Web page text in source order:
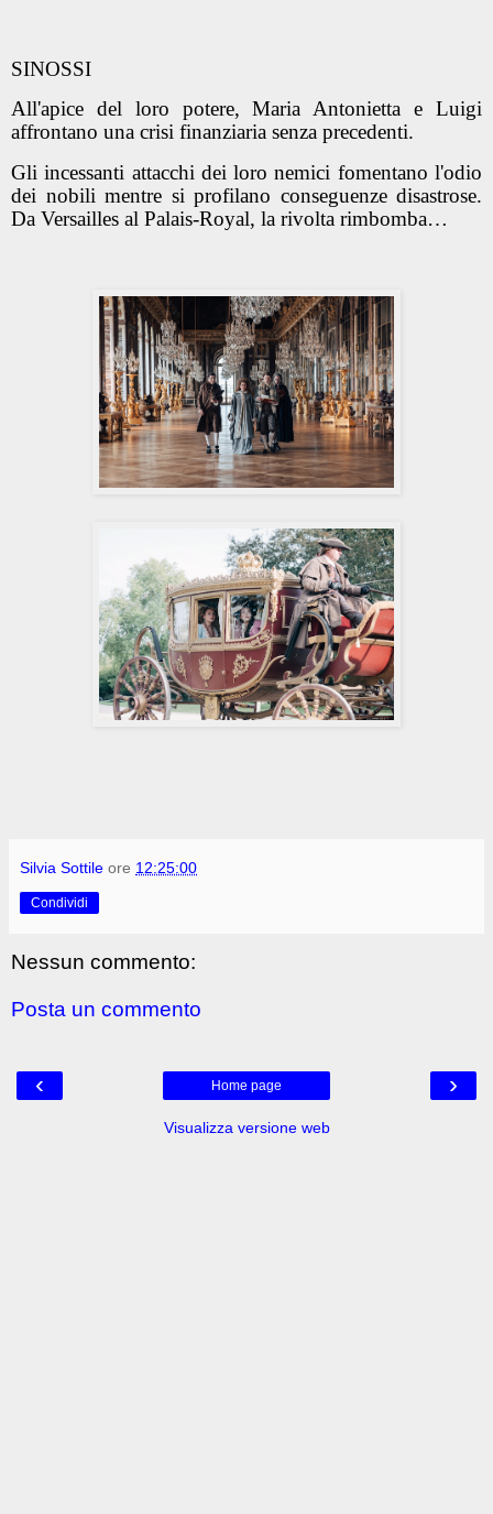
SINOSSI
All'apice del loro potere, Maria Antonietta e Luigi
affrontano una crisi finanziaria senza precedenti.
Gli incessanti attacchi dei loro nemici fomentano l'odio
dei nobili mentre si profilano conseguenze disastrose.
Da Versailles al Palais-Royal, la rivolta rimbomba…
Silvia Sottile ore 12:25:00
Condividi
Nessun commento:
Posta un commento
‹ ›
Home page
Visualizza versione web